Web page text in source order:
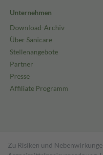
Unternehmen
Download-Archiv
Über Sanicare
Stellenangebote
Partner
Presse
Affiliate Programm
Zu Risiken und